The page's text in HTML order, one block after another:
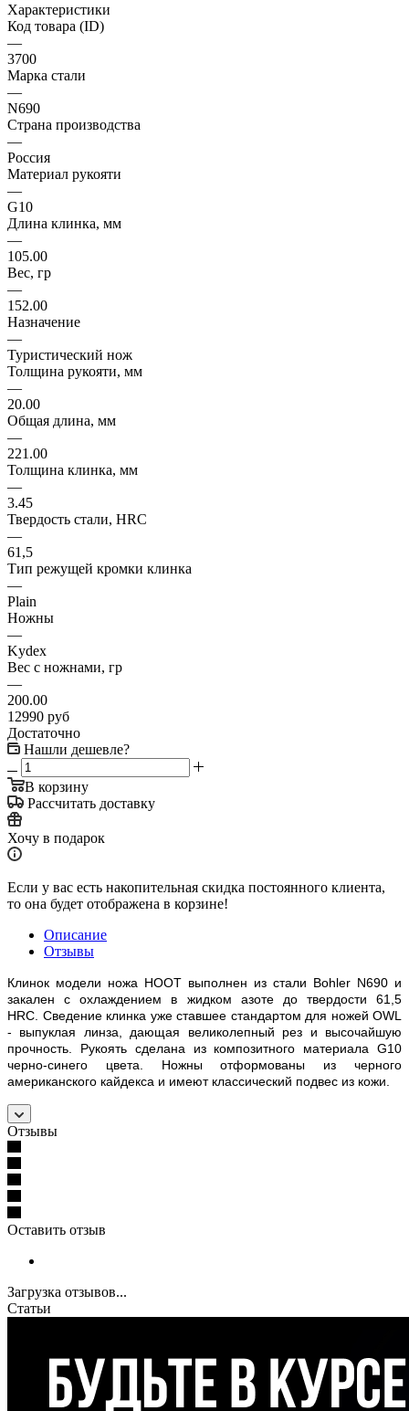
Характеристики
Код товара (ID)
—
3700
Марка стали
—
N690
Страна производства
—
Россия
Материал рукояти
—
G10
Длина клинка, мм
—
105.00
Вес, гр
—
152.00
Назначение
—
Туристический нож
Толщина рукояти, мм
—
20.00
Общая длина, мм
—
221.00
Толщина клинка, мм
—
3.45
Твердость стали, HRC
—
61,5
Тип режущей кромки клинка
—
Plain
Ножны
—
Kydex
Вес с ножнами, гр
—
200.00
12990 руб
Достаточно
Нашли дешевле?
В корзину
Рассчитать доставку
Хочу в подарок
Если у вас есть накопительная скидка постоянного клиента,
то она будет отображена в корзине!
Описание
Отзывы
Клинок модели ножа HOOT выполнен из стали Bohler N690 и
закален с охлаждением в жидком азоте до твердости 61,5
HRC Сведение клинка уже ставшее стандартом для ножей OWL
- выпуклая линза, дающая великолепный рез и высочайшую
прочность. Рукоять сделана из композитного материала G10
черно-синего цвета. Ножны отформованы из черного
американского кайдекса и имеют классический подвес из кожи.
Отзывы
Оставить отзыв
Загрузка отзывов...
Статьи